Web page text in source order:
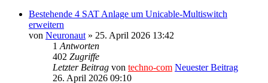
Bestehende 4 SAT Anlage um Unicable-Multiswitch
erweitern
von Neuronaut» 25. April 2026 13:42
1Antworten
402 Zugriffe
Letzter Beitrag von techno-com Neuester Beitrag
26. April 2026 09:10